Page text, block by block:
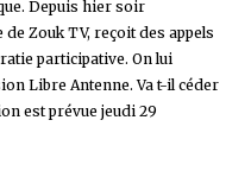
Depuis hier soir
Zouk TV, reçoit des appels
participative. On lui
Libre Antenne. Va t-il céder
est prévue jeudi 29